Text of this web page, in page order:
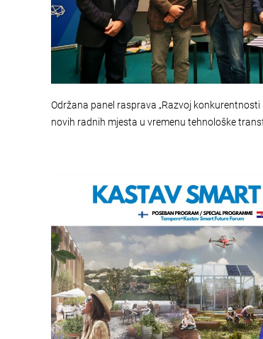
Održana panel rasprava „Razvoj
novih radnih mjesta u vremenu tehnološke